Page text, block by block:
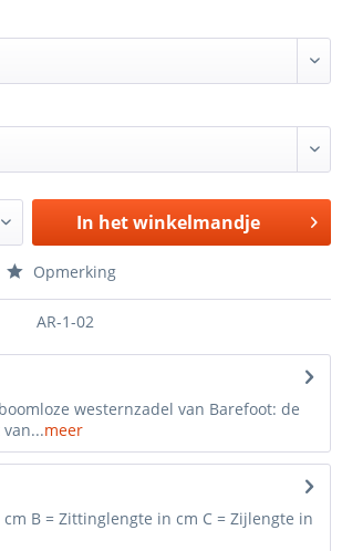
In het winkelmandje
Opmerking
AR-1-02
westernzadel van Barefoot: de
meer
B = Zittinglengte in cm C = Zijlengte in